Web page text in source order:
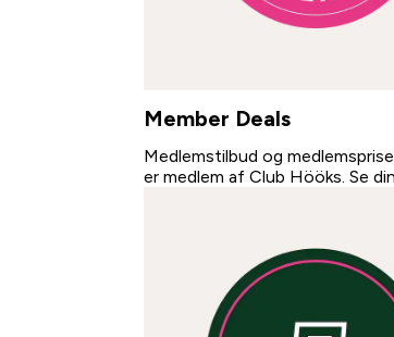
Member Deals
Medlemstilbud og
er medlem af Club Hööks. Se